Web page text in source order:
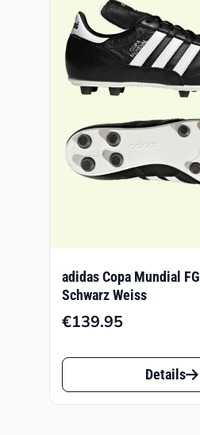
adidas Copa Mundial FG
Schwarz Weiss
€139.95
Dieses
Produkt
Details